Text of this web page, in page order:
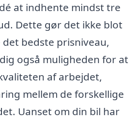
at indhente mindst tre
Dette gør det ikke blot
bedste prisniveau,
også muligheden for at
af arbejdet,
mellem de forskellige
Uanset om din bil har